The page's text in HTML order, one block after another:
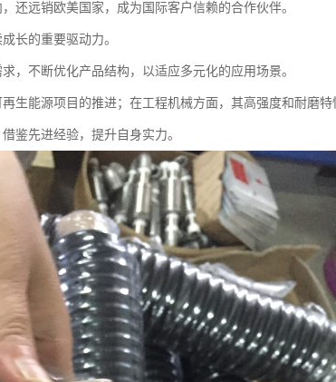
还远销欧美国家，成为国际客户信赖的合作伙伴。
长的重要驱动力。
，不断优化产品结构，以适应多元化的应用场景。
生能源项目的推进；在工程机械方面，其高强度和耐磨
鉴先进经验，提升自身实力。